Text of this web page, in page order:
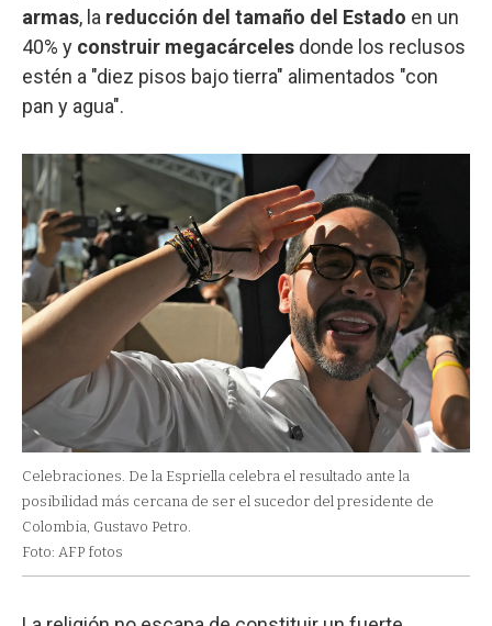
armas, la reducción del tamaño del Estado en un
40% y construir megacárceles donde los reclusos
estén a "diez pisos bajo tierra" alimentados "con
pan y agua".
Celebraciones. De la Espriella celebra el resultado ante la
posibilidad más cercana de ser el sucedor del presidente de
Colombia, Gustavo Petro.
Foto: AFP fotos